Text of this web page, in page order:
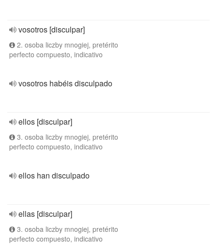
vosotros [disculpar]
2. osoba liczby mnogiej, pretérito
perfecto compuesto, indicativo
vosotros habéis disculpado
ellos [disculpar]
3. osoba liczby mnogiej, pretérito
perfecto compuesto, indicativo
ellos han disculpado
ellas [disculpar]
3. osoba liczby mnogiej, pretérito
perfecto compuesto, indicativo